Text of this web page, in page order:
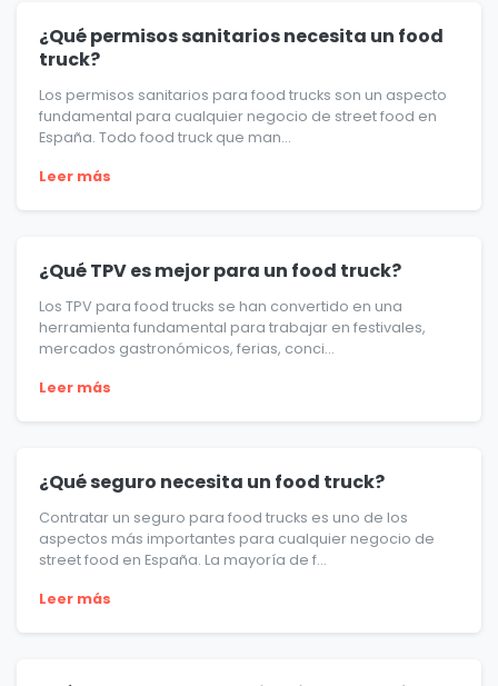
¿Qué permisos sanitarios necesita un food
truck?
Los permisos sanitarios para food trucks son un aspecto
fundamental para cualquier negocio de street food en
España. Todo food truck que man...
Leer más
¿Qué TPV es mejor para un food truck?
Los TPV para food trucks se han convertido en una
herramienta fundamental para trabajar en festivales,
mercados gastronómicos, ferias, conci...
Leer más
¿Qué seguro necesita un food truck?
Contratar un seguro para food trucks es uno de los
aspectos más importantes para cualquier negocio de
street food en España. La mayoría de f...
Leer más